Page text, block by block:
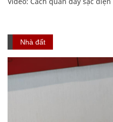
Nhà đất